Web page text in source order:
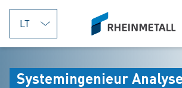
jumpToMain
siteLogo
Systemingenieur